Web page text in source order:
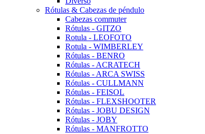
Rótulas & Cabezas de péndulo
Cabezas commuter
Rótulas - GITZO
Rotula - LEOFOTO
Rotula - WIMBERLEY
Rótulas - BENRO
Rótulas - ACRATECH
Rótulas - ARCA SWISS
Rótulas - CULLMANN
Rótulas - FEISOL
Rótulas - FLEXSHOOTER
Rótulas - JOBU DESIGN
Rótulas - JOBY
Rótulas - MANFROTTO